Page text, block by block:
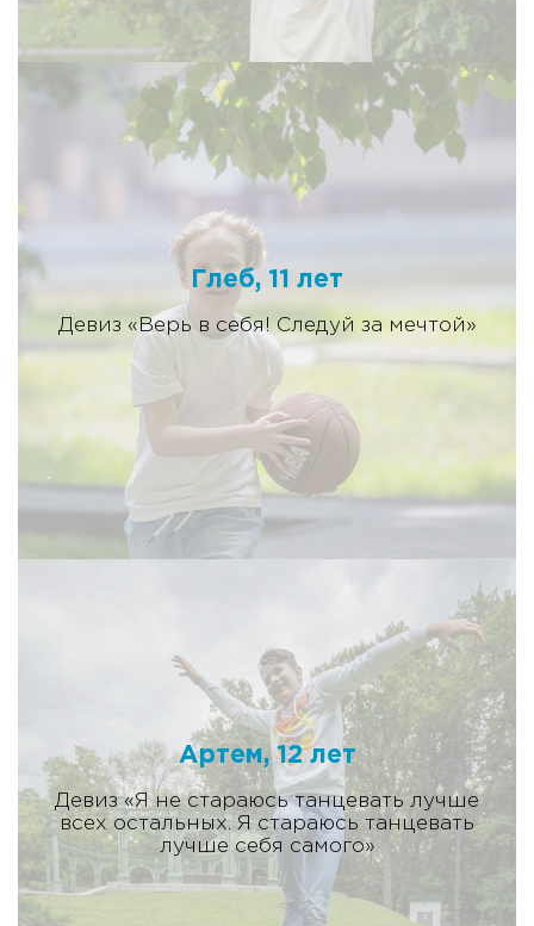
Глеб, 11 лет
Девиз «Верь в себя! Следуй за мечтой»
Артем, 12 лет
Девиз «Я не стараюсь танцевать лучше
всех остальных. Я стараюсь танцевать
лучше себя самого»